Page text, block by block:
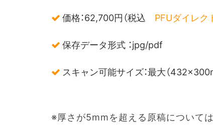
価格：62,700円（税込 PFUダイレク
保存データ形式 ：jpg/pdf
スキャン可能サイズ：最大（
※厚さが5mmを超える原稿について